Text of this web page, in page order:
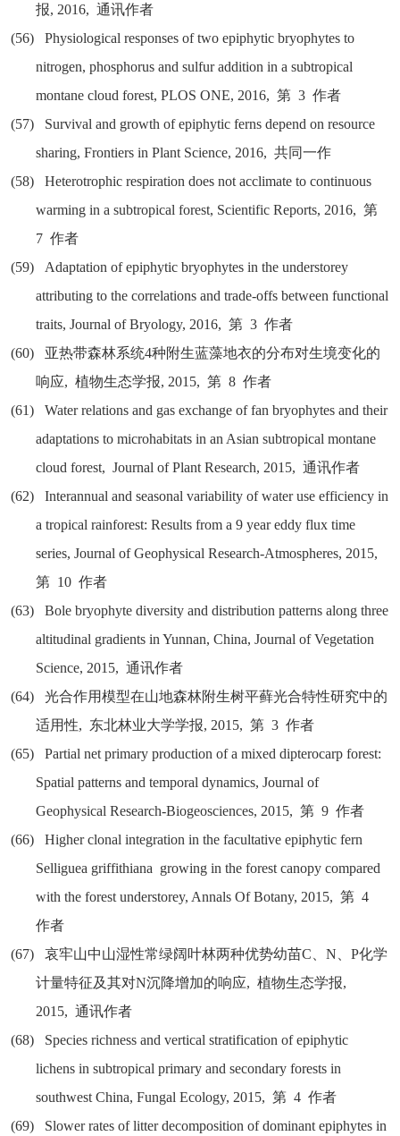
报, 2016,通讯作者
(56)
Physiological responses of two epiphytic bryophytes to
nitrogen, phosphorus and sulfur addition in a subtropical
montane cloud forest, PLOS ONE, 2016,第 3作者
(57)
Survival and growth of epiphytic ferns depend on resource
sharing, Frontiers in Plant Science, 2016,共同一作
(58)
Heterotrophic respiration does not acclimate to continuous
warming in a subtropical forest, Scientific Reports, 2016,第
7作者
(59)
Adaptation of epiphytic bryophytes in the understorey
attributing to the correlations and trade-offs between functional
traits, Journal of Bryology, 2016,第 3作者
(60)
亚热带森林系统4种附生蓝藻地衣的分布对生境变化的
响应,植物生态学报, 2015,第 8作者
(61)
Water relations and gas exchange of fan bryophytes and their
adaptations to microhabitats in an Asian subtropical montane
cloud forest, Journal of Plant Research, 2015,通讯作者
(62)
Interannual and seasonal variability of water use efficiency in
a tropical rainforest: Results from a 9 year eddy flux time
series, Journal of Geophysical Research-Atmospheres, 2015,
第 10作者
(63)
Bole bryophyte diversity and distribution patterns along three
altitudinal gradients in Yunnan, China, Journal of Vegetation
Science, 2015,通讯作者
(64)
光合作用模型在山地森林附生树平藓光合特性研究中的
适用性, 东北林业大学学报, 2015,第 3作者
(65)
Partial net primary production of a mixed dipterocarp forest:
Spatial patterns and temporal dynamics, Journal of
Geophysical Research-Biogeosciences, 2015,第 9作者
(66)
Higher clonal integration in the facultative epiphytic fern
Selliguea griffithiana growing in the forest canopy compared
with the forest understorey, Annals Of Botany, 2015,第 4
作者
(67)
哀牢山中山湿性常绿阔叶林两种优势幼苗C 、N 、P化学
计量特征及其对N沉降增加的响应,植物生态学报,
2015,通讯作者
(68)
Species richness and vertical stratification of epiphytic
lichens in subtropical primary and secondary forests in
southwest China, Fungal Ecology, 2015,第 4作者
(69)
Slower rates of litter decomposition of dominant epiphytes in